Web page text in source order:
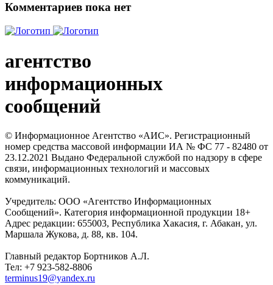
Комментариев пока нет
агентство
информационных
сообщений
© Информационное Агентство «АИС». Регистрационный
номер средства массовой информации ИА № ФС 77 - 82480 от
23.12.2021 Выдано Федеральной службой по надзору в сфере
связи, информационных технологий и массовых
коммуникаций.
Учредитель: ООО «Агентство Информационных
Сообщений». Категория информационной продукции 18+
Адрес редакции: 655003, Республика Хакасия, г. Абакан, ул.
Маршала Жукова, д. 88, кв. 104.
Главный редактор Бортников А.Л.
Тел: +7 923-582-8806
terminus19@yandex.ru